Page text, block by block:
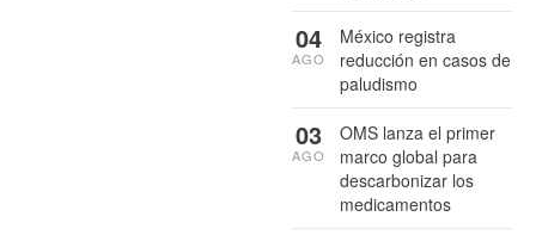
México registra
reducción en casos de
paludismo
04
AGO
OMS lanza el primer
marco global para
descarbonizar los
medicamentos
03
AGO